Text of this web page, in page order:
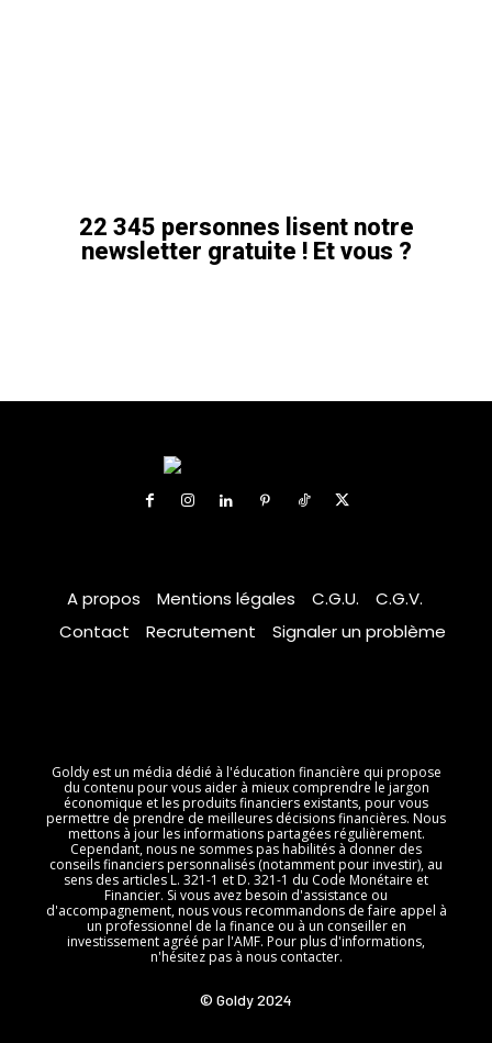
22 345 personnes lisent notre
newsletter gratuite ! Et vous ?
A propos Mentions légales C.G.U.
C.G.V.
Contact
Recrutement Signaler un problème
Goldy est un média dédié à l'éducation financière qui propose
du contenu pour vous aider à mieux comprendre le jargon
économique et les produits financiers existants, pour vous
permettre de prendre de meilleures décisions financières. Nous
mettons à jour les informations partagées régulièrement.
Cependant, nous ne sommes pas habilités à donner des
conseils financiers personnalisés (notamment pour investir), au
sens des articles L. 321-1 et D. 321-1 du Code Monétaire et
Financier. Si vous avez besoin d'assistance ou
d'accompagnement, nous vous recommandons de faire appel à
un professionnel de la finance ou à un conseiller en
investissement agréé par l'AMF. Pour plus d'informations,
n'hésitez pas à nous contacter.
© Goldy 2024